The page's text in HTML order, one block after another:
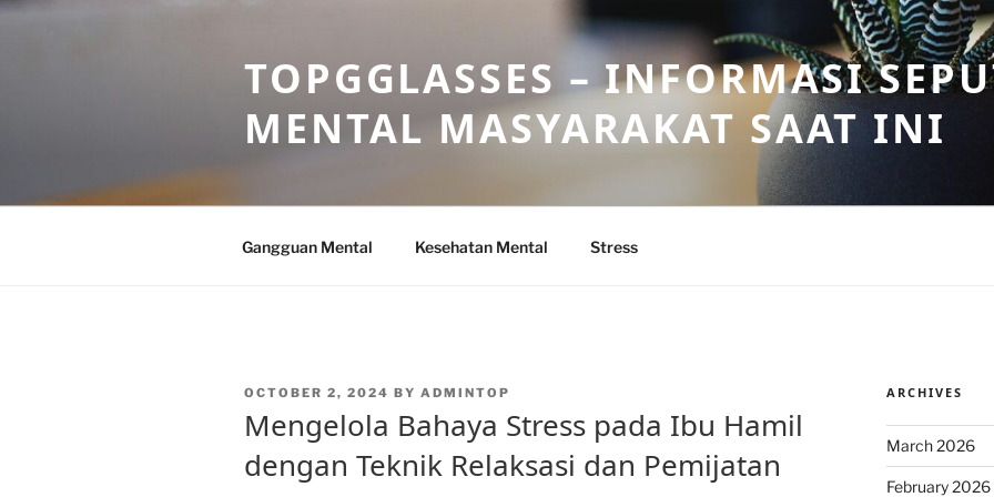
Skip
TOPGGLASSES – INFORMASI
MENTAL MASYARAKAT SAAT INI
Gangguan Mental Kesehatan Mental Stress
POSTED
OCTOBER 2, 2024 BY ADMINTOP
Mengelola Bahaya Stress pada Ibu Hamil
dengan Teknik Relaksasi dan Pemijatan
ARCHIVES
March 2026
February 2026